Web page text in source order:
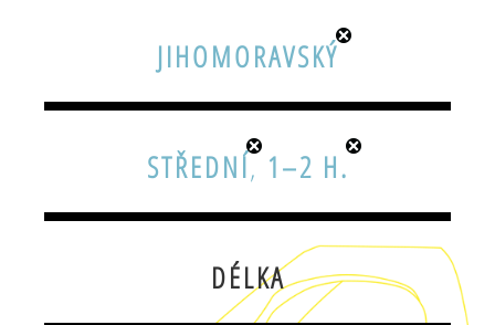
JIHOMORAVSKÝ
STŘEDNÍ, 1–2 H.
DÉLKA